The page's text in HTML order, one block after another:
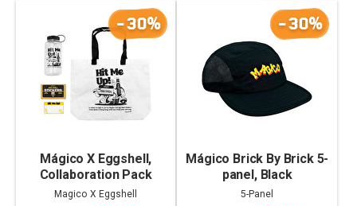
-30%
Mágico X Eggshell,
Collaboration Pack
Magico X Eggshell
-30%
Mágico Brick By Brick 5-
panel, Black
5-Panel